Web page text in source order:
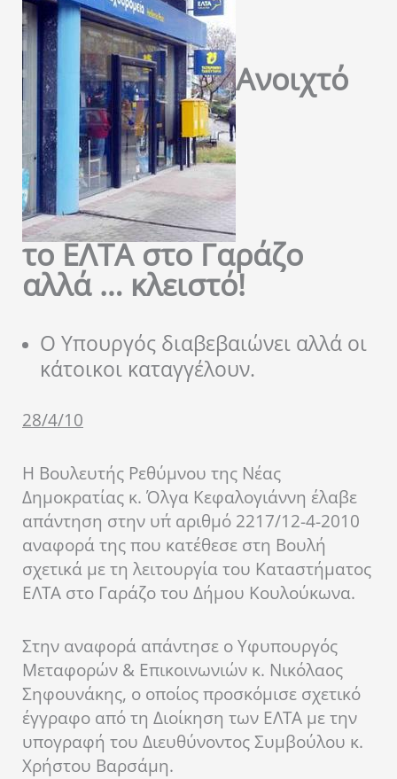
Ανοιχτό
το ΕΛΤΑ στο Γαράζο
αλλά … κλειστό!
Ο Υπουργός διαβεβαιώνει αλλά οι
κάτοικοι καταγγέλουν.
28/4/10
Η Βουλευτής Ρεθύμνου της Νέας
Δημοκρατίας κ. Όλγα Κεφαλογιάννη έλαβε
απάντηση στην υπ΄ αριθμό 2217/12-4-2010
αναφορά της που κατέθεσε στη Βουλή
σχετικά με τη λειτουργία του Καταστήματος
ΕΛΤΑ στο Γαράζο του Δήμου Κουλούκωνα.
Στην αναφορά απάντησε ο Υφυπουργός
Μεταφορών & Επικοινωνιών κ. Νικόλαος
Σηφουνάκης, ο οποίος προσκόμισε σχετικό
έγγραφο από τη Διοίκηση των ΕΛΤΑ με την
υπογραφή του Διευθύνοντος Συμβούλου κ.
Χρήστου Βαρσάμη.